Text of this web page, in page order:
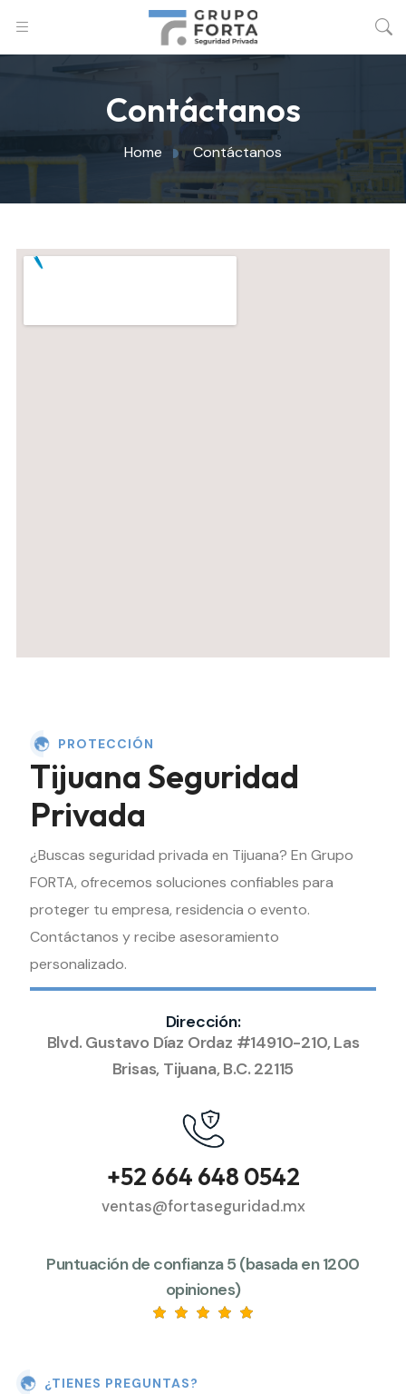
Contáctanos
Home Contáctanos
PROTECCIÓN
Tijuana Seguridad
Privada
¿Buscas seguridad privada en Tijuana? En Grupo
FORTA, ofrecemos soluciones confiables para
proteger tu empresa, residencia o evento.
Contáctanos y recibe asesoramiento
personalizado.
Dirección:
Blvd. Gustavo Díaz Ordaz #14910-210, Las
Brisas, Tijuana, B.C. 22115
+52 664 648 0542
ventas@fortaseguridad.mx
Puntuación de confianza 5 (basada en 1200
opiniones)
¿TIENES PREGUNTAS?